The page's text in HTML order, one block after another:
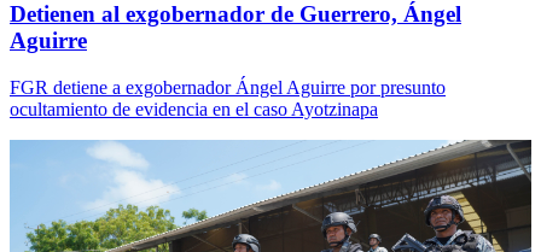
Detienen al exgobernador de Guerrero, Ángel
Aguirre
FGR detiene a exgobernador Ángel Aguirre por presunto
ocultamiento de evidencia en el caso Ayotzinapa